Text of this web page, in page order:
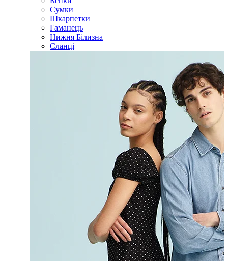
Сумки
Шкарпетки
Гаманець
Нижня Білизна
Сланці